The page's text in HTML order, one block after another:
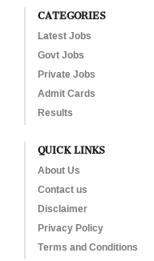
CATEGORIES
Latest Jobs
Govt Jobs
Private Jobs
Admit Cards
Results
QUICK LINKS
About Us
Contact us
Disclaimer
Privacy Policy
Terms and Conditions